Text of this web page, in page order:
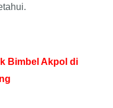
Bimbel Akpol di